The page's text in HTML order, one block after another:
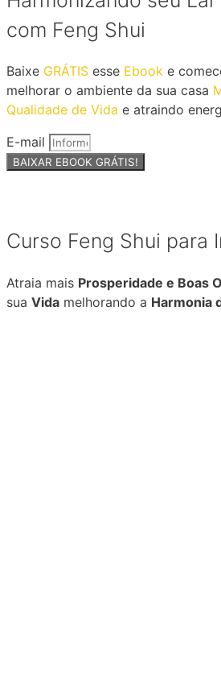
com Feng Shui
Baixe GRÁTIS esse Ebook e
melhorar o ambiente da sua casa
Qualidade de Vida e atraindo
E-mail
BAIXAR EBOOK GRÁTIS!
Curso Feng Shui para
Atraia mais Prosperidade e Boas
sua Vida melhorando a Harmonia